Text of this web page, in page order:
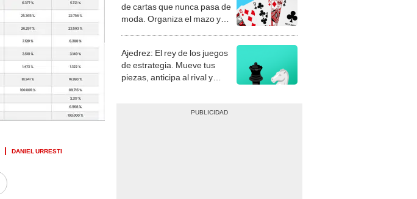
DANIEL URRESTI
de cartas que nunca pasa de
moda. Organiza el mazo y
Ajedrez: El rey de los juegos
de estrategia. Mueve tus
piezas, anticipa al rival y